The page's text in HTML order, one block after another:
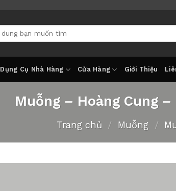
Dụng Cụ Nhà Hàng Cửa Hàng Giới Thiệu
Muỗng – Hoàng Cung
Trang chủ / Muỗng /